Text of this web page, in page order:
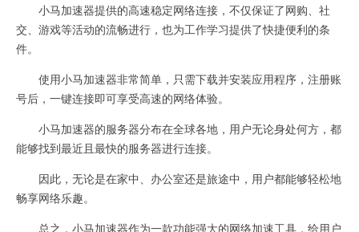
小马加速器提供的高速稳定网络连接，不仅保证了网购、社
交、游戏等活动的流畅进行，也为工作学习提供了快捷便利的条
件。
使用小马加速器非常简单，只需下载并安装应用程序，注册账
号后，一键连接即可享受高速的网络体验。
小马加速器的服务器分布在全球各地，用户无论身处何方，都
能够找到最近且最快的服务器进行连接。
因此，无论是在家中、办公室还是旅途中，用户都能够轻松地
畅享网络乐趣。
总之，小马加速器作为一款功能强大的网络加速工具，给用户